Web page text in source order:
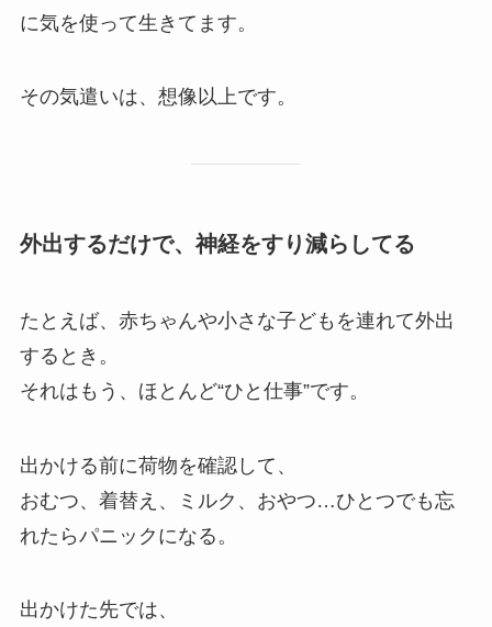
に気を使って生きてます。
その気遣いは、想像以上です。
外出するだけで、神経をすり減らしてる
たとえば、赤ちゃんや小さな子どもを連れて外出
するとき。
それはもう、ほとんど“ひと仕事”です。
出かける前に荷物を確認して、
おむつ、着替え、ミルク、おやつ…ひとつでも忘
れたらパニックになる。
出かけた先では、